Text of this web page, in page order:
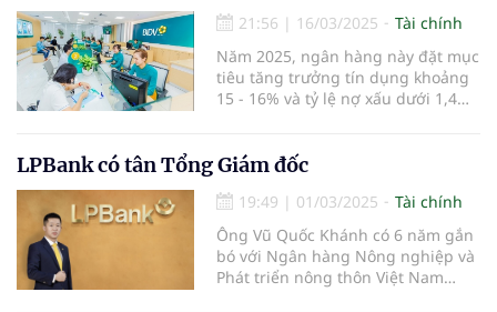
21:56 | 16/03/2025
Tài chính
Năm 2025, ngân hàng này đặt mục
tiêu tăng trưởng tín dụng khoảng
15 - 16% và tỷ lệ nợ xấu dưới 1,4%.
cổ phiếu từ nguồn ợi nhuận sau
2023.
LPBank có tân Tổng Giám đốc
19:49 | 01/03/2025
Tài chính
Ông Vũ Quốc Khánh có 6 năm gắn
bó với Ngân hàng Nông nghiệp và
Phát triển nông thôn Việt Nam